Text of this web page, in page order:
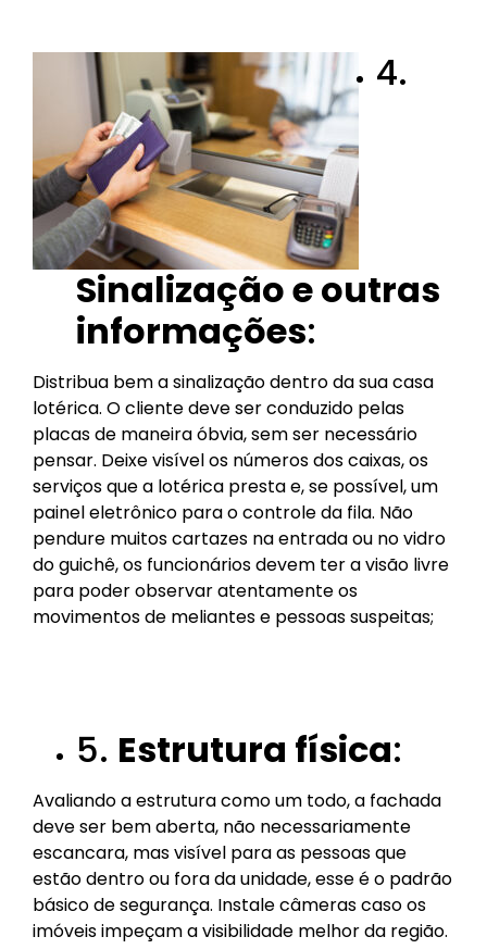
4.
Sinalização e outras
informações:
Distribua bem a sinalização dentro da sua casa
lotérica. O cliente deve ser conduzido pelas
placas de maneira óbvia, sem ser necessário
pensar. Deixe visível os números dos caixas, os
serviços que a lotérica presta e, se possível, um
painel eletrônico para o controle da fila. Não
pendure muitos cartazes na entrada ou no vidro
do guichê, os funcionários devem ter a visão livre
para poder observar atentamente os
movimentos de meliantes e pessoas suspeitas;
5. Estrutura física:
Avaliando a estrutura como um todo, a fachada
deve ser bem aberta, não necessariamente
escancara, mas visível para as pessoas que
estão dentro ou fora da unidade, esse é o padrão
básico de segurança. Instale câmeras caso os
imóveis impeçam a visibilidade melhor da região.